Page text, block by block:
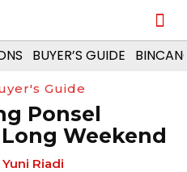
BUYER’S GUIDE
Guide
Ponsel
Weekend
Yuni Riadi